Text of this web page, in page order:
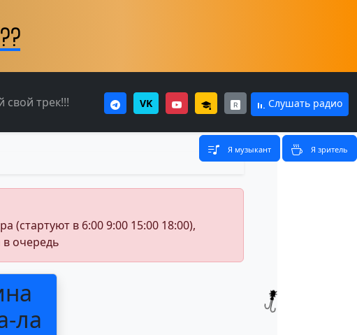
свой трек!!! VK Слушать радио
Я музыкант Я зритель
(стартуют в 6:00 9:00 15:00 18:00),
в очередь
ла